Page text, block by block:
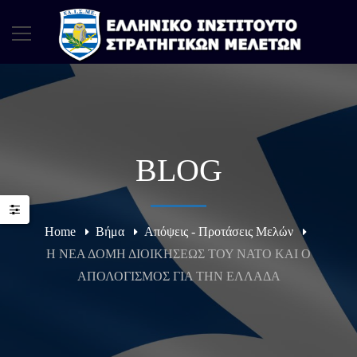
BLOG
Home Βήμα
Απόψεις - Προτάσεις Μελών
Η ΝΕΑ ΔΟΜΗ ΔΙΟΙΚΗΣΕΩΣ ΤΟΥ ΝΑΤΟ ΚΑΙ O
ΑΠΟΛΟΓΙΣΜΟΣ ΓΙΑ ΤΗΝ ΕΛΛΑΔΑ